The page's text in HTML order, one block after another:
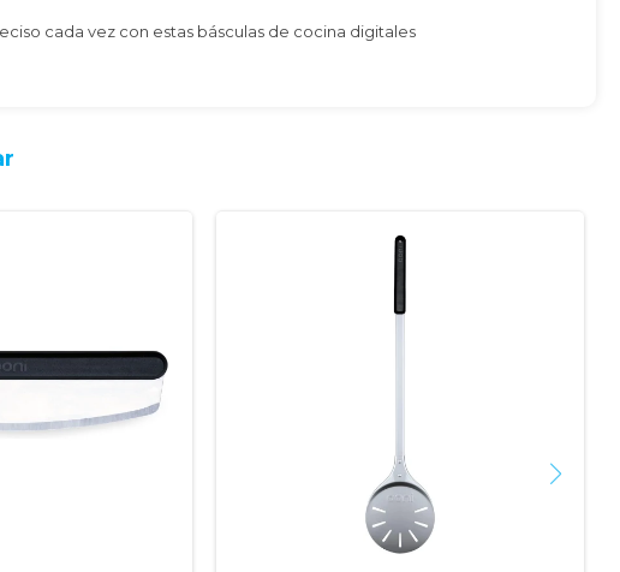
cada vez con estas básculas de cocina digitales